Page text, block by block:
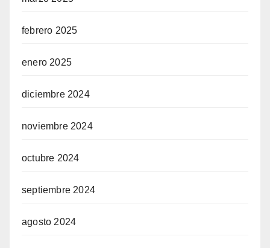
febrero 2025
enero 2025
diciembre 2024
noviembre 2024
octubre 2024
septiembre 2024
agosto 2024